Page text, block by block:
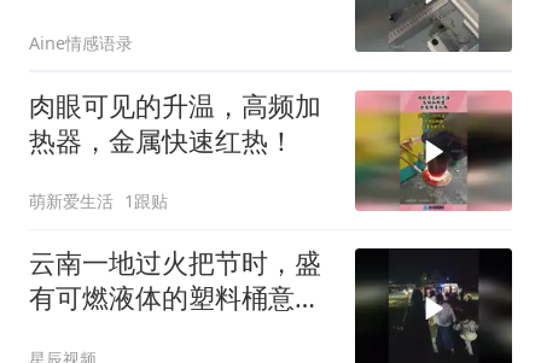
Aine情感语录
肉眼可见的升温，高频加
热器，金属快速红热！
萌新爱生活 1跟贴
云南一地过火把节时，盛
有可燃液体的塑料桶意外